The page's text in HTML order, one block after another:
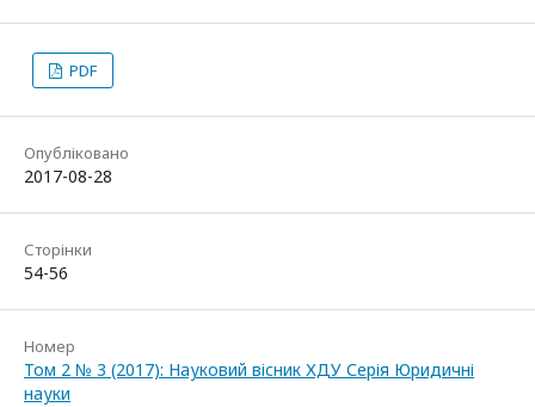
PDF
Опубліковано
2017-08-28
Сторінки
54-56
Номер
Том 2 № 3 (2017): Науковий вісник ХДУ Серія Юридичні
науки